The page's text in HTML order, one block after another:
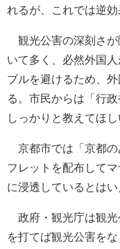
れるが、これでは逆効
観光公害の深刻さが
いて多く、必然外国
ブルを避けるため、
る。市民からは「行
しっかりと教えてほ
京都市では「京都の
フレットを配布して
に浸透しているとはい
政府・観光庁は観光
を打てば観光公害を